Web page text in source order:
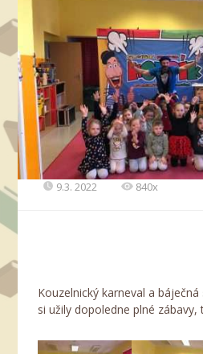
9.3. 2022 840x
Kouzelnický karneval a
si užily dopoledne plné zábavy,